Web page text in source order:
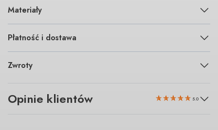
Materiały
Płatność i dostawa
Zwroty
Opinie klientów 5.0